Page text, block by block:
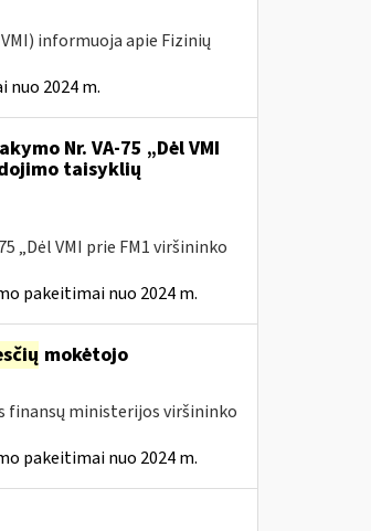
informuoja apie Fizinių
2024 m.
Nr. VA-75 „Dėl VMI
taisyklių
„Dėl VMI prie FM1 viršininko
pakeitimai nuo 2024 m.
mokėtojo
finansų ministerijos viršininko
pakeitimai nuo 2024 m.